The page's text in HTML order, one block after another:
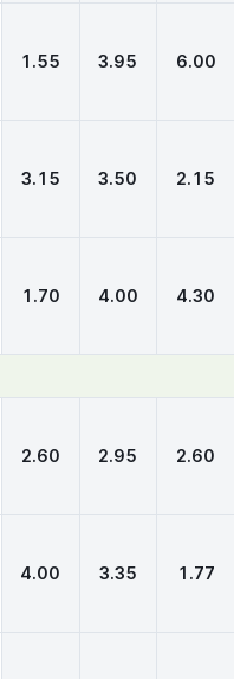
1.55 3.95 6.00
3.15 3.50 2.15
1.70 4.00 4.30
2.60 2.95 2.60
4.00 3.35 1.77